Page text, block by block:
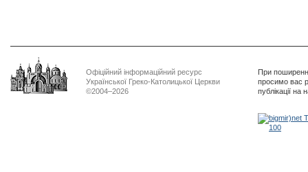
Офіційний інформаційний ресурс
Української Греко-Католицької Церкви
©2004–2026
При
просимо вас
публікації на